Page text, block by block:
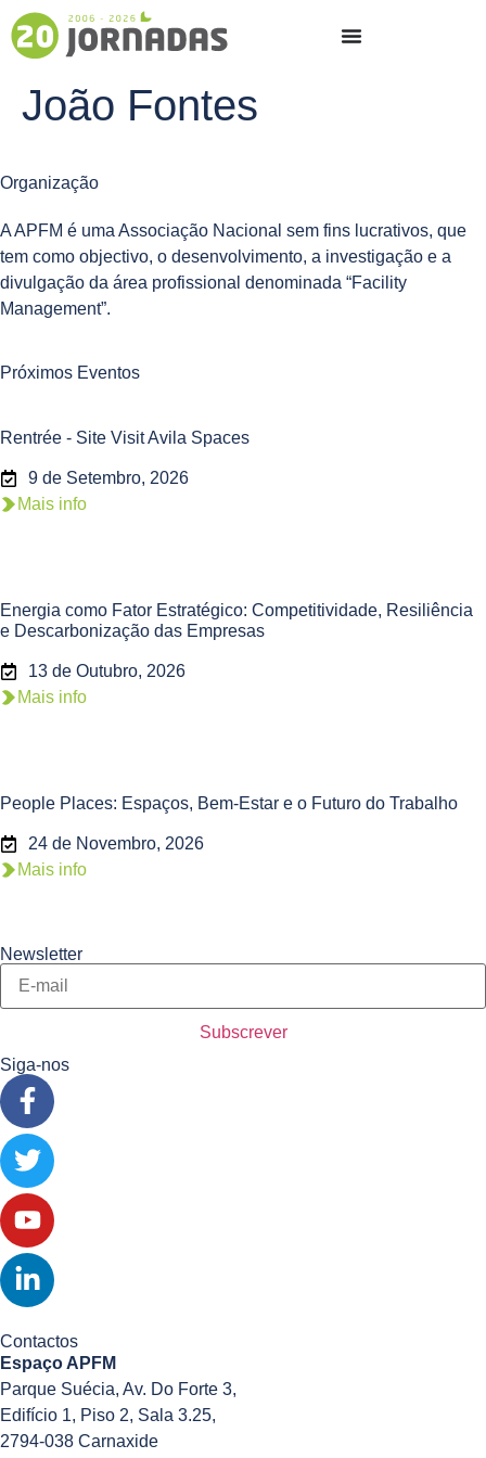
João Fontes
Organização
A APFM é uma Associação Nacional sem fins lucrativos, que
tem como objectivo, o desenvolvimento, a investigação e a
divulgação da área profissional denominada “Facility
Management”.
Próximos Eventos
Rentrée - Site Visit Avila Spaces
9 de Setembro, 2026
Mais info
Energia como Fator Estratégico: Competitividade, Resiliência
e Descarbonização das Empresas
13 de Outubro, 2026
Mais info
People Places: Espaços, Bem-Estar e o Futuro do Trabalho
24 de Novembro, 2026
Mais info
Newsletter
Siga-nos
Contactos
Espaço APFM
Parque Suécia, Av. Do Forte 3,
Edifício 1, Piso 2, Sala 3.25,
2794-038 Carnaxide